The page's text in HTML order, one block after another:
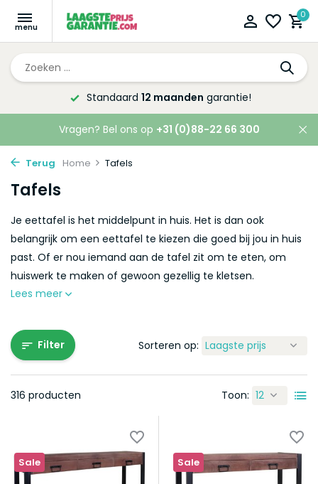
0
Altijd de laagsteprijsgarantie!
Vragen? Bel ons op +31 (0)88-22 66 300
Terug Home Tafels
Tafels
Je eettafel is het middelpunt in huis. Het is dan ook
belangrijk om een eettafel te kiezen die goed bij jou in huis
past. Of er nou iemand aan de tafel zit om te eten, om
huiswerk te maken of gewoon gezellig te kletsen.
Lees meer
Filter
316 producten Toon:
Sorteren op:
Sale Sale